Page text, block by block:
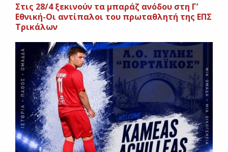
Στις 28/4 ξεκινούν τα μπαράζ ανόδου στη Γ’
Εθνική-Οι αντίπαλοι του πρωταθλητή της ΕΠΣ
Τρικάλων